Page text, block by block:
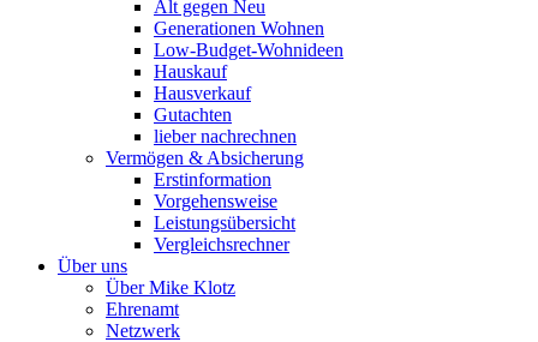
Alt gegen Neu
Generationen Wohnen
Low-Budget-Wohnideen
Hauskauf
Hausverkauf
Gutachten
lieber nachrechnen
Vermögen & Absicherung
Erstinformation
Vorgehensweise
Leistungsübersicht
Vergleichsrechner
Über uns
Über Mike Klotz
Ehrenamt
Netzwerk